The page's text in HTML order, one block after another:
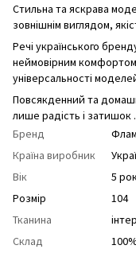
Стильна та яскрава
зовнішнім виглядом,
Речі українського
неймовірним
універсальності
Повсякденний та
лише радість і затишок .
Бренд
Країна виробник
Вік
5
Розмір
104
Тканина
Склад